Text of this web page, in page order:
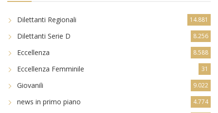
Dilettanti Regionali 14.881
Dilettanti Serie D 8.256
Eccellenza 8.588
Eccellenza Femminile 31
Giovanili 9.022
news in primo piano 4.774